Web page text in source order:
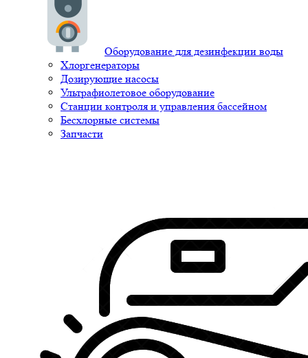
Оборудование для дезинфекции воды
Хлоргенераторы
Дозирующие насосы
Ультрафиолетовое оборудование
Станции контроля и управления бассейном
Бесхлорные системы
Запчасти